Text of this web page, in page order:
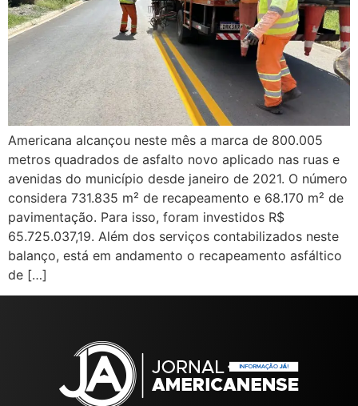
Americana alcançou neste mês a marca de 800.005
metros quadrados de asfalto novo aplicado nas ruas e
avenidas do município desde janeiro de 2021. O número
considera 731.835 m² de recapeamento e 68.170 m² de
pavimentação. Para isso, foram investidos R$
65.725.037,19. Além dos serviços contabilizados neste
balanço, está em andamento o recapeamento asfáltico
de […]